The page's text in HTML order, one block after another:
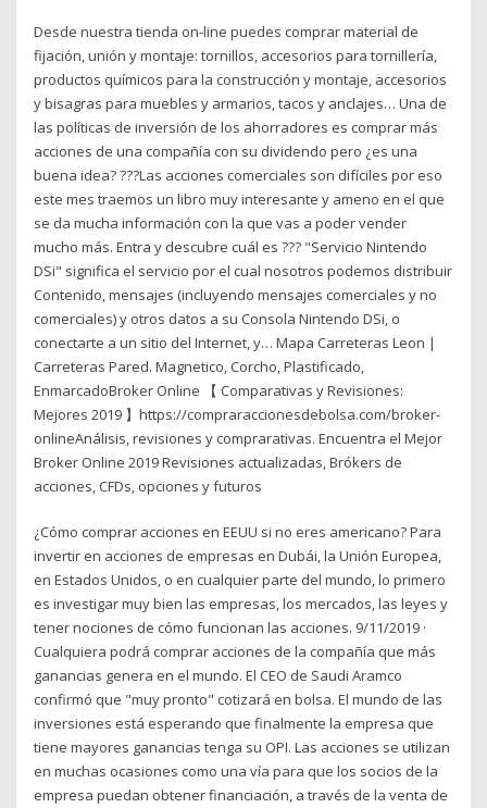
Desde nuestra tienda on-line puedes comprar material de
fijación, unión y montaje: tornillos, accesorios para tornillería,
productos químicos para la construcción y montaje, accesorios
y bisagras para muebles y armarios, tacos y anclajes… Una de
las políticas de inversión de los ahorradores es comprar más
acciones de una compañía con su dividendo pero ¿es una
buena idea? ???Las acciones comerciales son difíciles por eso
este mes traemos un libro muy interesante y ameno en el que
se da mucha información con la que vas a poder vender
mucho más. Entra y descubre cuál es ??? "Servicio Nintendo
DSi" significa el servicio por el cual nosotros podemos distribuir
Contenido, mensajes (incluyendo mensajes comerciales y no
comerciales) y otros datos a su Consola Nintendo DSi, o
conectarte a un sitio del Internet, y… Mapa Carreteras Leon |
Carreteras Pared. Magnetico, Corcho, Plastificado,
EnmarcadoBroker Online 【 Comparativas y Revisiones:
Mejores 2019 】https://compraraccionesdebolsa.com/broker-
onlineAnálisis, revisiones y comprarativas. Encuentra el Mejor
Broker Online 2019 Revisiones actualizadas, Brókers de
acciones, CFDs, opciones y futuros
¿Cómo comprar acciones en EEUU si no eres americano? Para
invertir en acciones de empresas en Dubái, la Unión Europea,
en Estados Unidos, o en cualquier parte del mundo, lo primero
es investigar muy bien las empresas, los mercados, las leyes y
tener nociones de cómo funcionan las acciones. 9/11/2019 ·
Cualquiera podrá comprar acciones de la compañía que más
ganancias genera en el mundo. El CEO de Saudi Aramco
confirmó que "muy pronto" cotizará en bolsa. El mundo de las
inversiones está esperando que finalmente la empresa que
tiene mayores ganancias tenga su OPI. Las acciones se utilizan
en muchas ocasiones como una vía para que los socios de la
empresa puedan obtener financiación, a través de la venta de